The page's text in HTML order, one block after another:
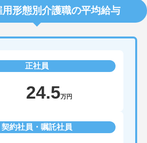
形態別介護職の平均給与
正社員
24.5万円
契約社員・嘱託社員